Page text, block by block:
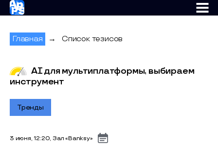
AppsConf
Главная → Список тезисов
AI для мультиплатформы, выбираем
инструмент
Тренды
3 июня, 12:20, Зал «Banksy»